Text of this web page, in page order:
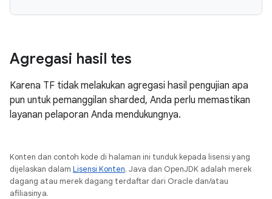
Agregasi hasil tes
Karena TF tidak melakukan agregasi hasil pengujian apa
pun untuk pemanggilan sharded, Anda perlu memastikan
layanan pelaporan Anda mendukungnya.
Konten dan contoh kode di halaman ini tunduk kepada lisensi yang
dijelaskan dalam Lisensi Konten. Java dan OpenJDK adalah merek
dagang atau merek dagang terdaftar dari Oracle dan/atau
afiliasinya.